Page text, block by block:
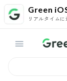
Green
リアルタイム